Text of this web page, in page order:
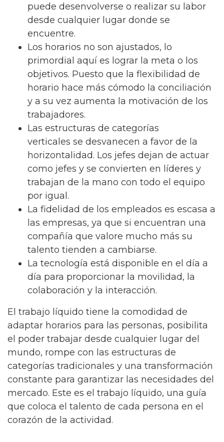
puede desenvolverse o realizar su labor
desde cualquier lugar donde se
encuentre.
Los horarios no son ajustados, lo
primordial aquí es lograr la meta o los
objetivos. Puesto que la flexibilidad de
horario hace más cómodo la conciliación
y a su vez aumenta la motivación de los
trabajadores.
Las estructuras de categorías
verticales se desvanecen a favor de la
horizontalidad. Los jefes dejan de actuar
como jefes y se convierten en líderes y
trabajan de la mano con todo el equipo
por igual.
La fidelidad de los empleados es escasa a
las empresas, ya que si encuentran una
compañía que valore mucho más su
talento tienden a cambiarse.
La tecnología está disponible en el día a
día para proporcionar la movilidad, la
colaboración y la interacción.
El trabajo líquido tiene la comodidad de
adaptar horarios para las personas, posibilita
el poder trabajar desde cualquier lugar del
mundo, rompe con las estructuras de
categorías tradicionales y una transformación
constante para garantizar las necesidades del
mercado. Este es el trabajo líquido, una guía
que coloca el talento de cada persona en el
corazón de la actividad.